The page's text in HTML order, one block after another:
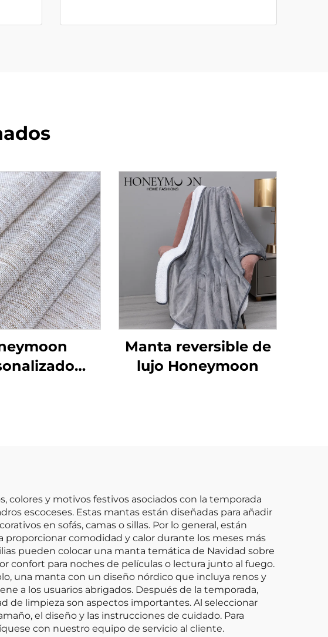
Manta reversible de
lujo Honeymoon
colores y motivos festivos asociados con la temporada
escoceses. Estas mantas están diseñadas para añadir
en sofás, camas o sillas. Por lo general, están
proporcionar comodidad y calor durante los meses más
pueden colocar una manta temática de Navidad sobre
confort para noches de películas o lectura junto al fuego.
una manta con un diseño nórdico que incluya renos y
a los usuarios abrigados. Después de la temporada,
de limpieza son aspectos importantes. Al seleccionar
el diseño y las instrucciones de cuidado. Para
con nuestro equipo de servicio al cliente.